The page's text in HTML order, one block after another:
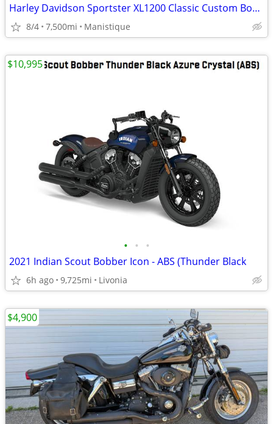
Harley Davidson Sportster XL1200 Classic Custom Bobber 1991
8/4 7,500mi Manistique
• • •
2021 Indian Scout Bobber Icon - ABS (Thunder Black
6h ago 9,725mi Livonia
$10,995
$4,900